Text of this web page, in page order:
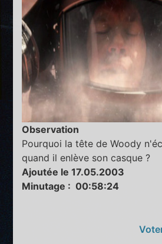
Observation
Pourquoi la tête de Woody
quand il enlève son casque ?
Ajoutée le 17.05.2003
Minutage : 00:58:24